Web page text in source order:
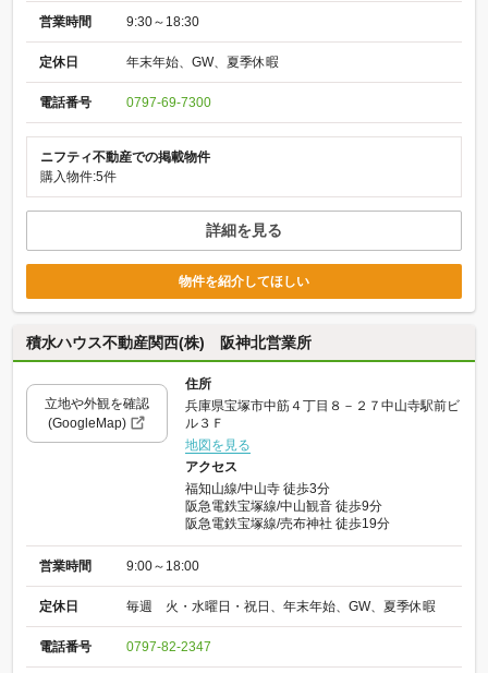
営業時間 9:30～18:30
定休日 年末年始、GW、夏季休暇
電話番号 0797-69-7300
ニフティ不動産での掲載物件
購入物件:5件
詳細を見る
物件を紹介してほしい
積水ハウス不動産関西(株) 阪神北営業所
立地や外観を確認
(GoogleMap)
住所
兵庫県宝塚市中筋４丁目８－２７中山寺駅前ビ
ル３Ｆ
地図を見る
アクセス
福知山線/中山寺 徒歩3分
阪急電鉄宝塚線/中山観音 徒歩9分
阪急電鉄宝塚線/売布神社 徒歩19分
営業時間 9:00～18:00
定休日 毎週 火・水曜日・祝日、年末年始、GW、夏季休暇
電話番号 0797-82-2347